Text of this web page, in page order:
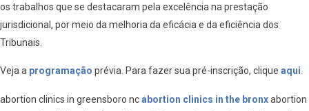
os trabalhos que se destacaram pela excelência na prestação
jurisdicional, por meio da melhoria da eficácia e da eficiência dos
Tribunais.
Veja a programação prévia. Para fazer sua pré-inscrição, clique aqui.
abortion clinics in greensboro ncabortion clinics in the bronxabortion